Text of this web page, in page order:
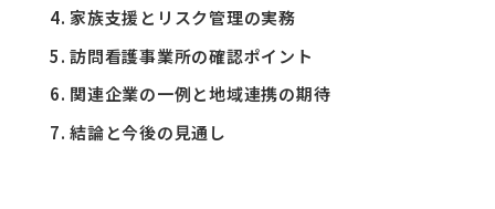
家族支援とリスク管理の実務
訪問看護事業所の確認ポイント
関連企業の一例と地域連携の期待
結論と今後の見通し